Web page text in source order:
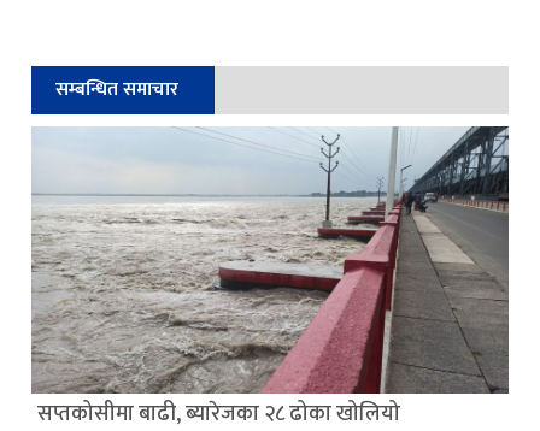
सम्बन्धित समाचार
सप्तकोसीमा बाढी, ब्यारेजका २८ ढोका खोलियो